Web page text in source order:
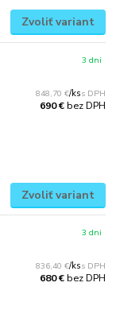
Zvoliť variant
848,70 €/ks
690 €bez DPH
3 dni
Zvoliť variant
836,40 €/ks
680 €bez DPH
3 dni